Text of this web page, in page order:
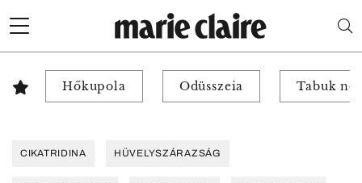
Hőkupola Odüsszeia Tabuk
CIKATRIDINA HÜVELYSZÁRAZSÁG